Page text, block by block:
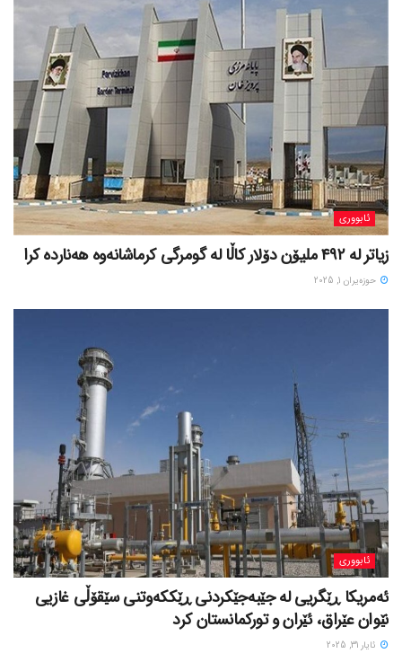
ئابووری
زیاتر لە ٤٩٢ ملیۆن دۆلار کاڵا لە گومرگی کرماشانەوە هەناردە کرا
حوزه‌یران 1, 2025
ئابووری
ئەمریکا ڕێگریی لە جێبەجێکردنی ڕێککەوتنی سێقۆڵی غازیی
نێوان عێراق، ئێران و تورکمانستان کرد
ئایار 31, 2025